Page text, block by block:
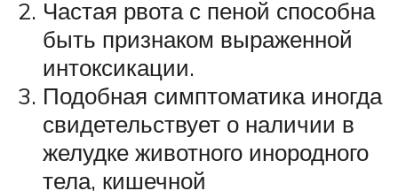
Частая рвота с пеной способна
быть признаком выраженной
интоксикации.
Подобная симптоматика иногда
свидетельствует о наличии в
желудке животного инородного
тела, кишечной